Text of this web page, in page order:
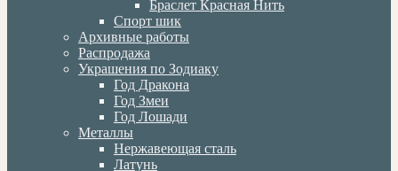
Браслет Красная Нить
Спорт шик
Архивные работы
Распродажа
Украшения по Зодиаку
Год Дракона
Год Змеи
Год Лошади
Металлы
Нержавеющая сталь
Латунь